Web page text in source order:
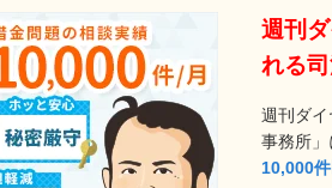
週刊
れる
週刊ダ
事務所」
10,000